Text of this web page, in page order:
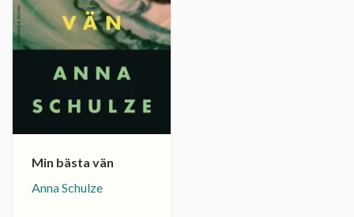
Min bästa vän
Anna Schulze